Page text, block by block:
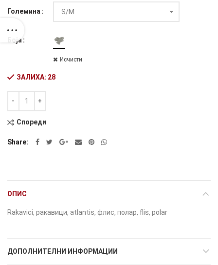
Големина
Боја
Исчисти
ЗАЛИХА: 28
Alternative:
Спореди
Share
ОПИС
Rakavici, ракавици, atlantis, флис, полар, flis, polar
ДОПОЛНИТЕЛНИ ИНФОРМАЦИИ